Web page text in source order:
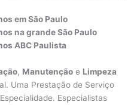
em São Paulo
na grande São Paulo
ABC Paulista
, Manutenção e Limpeza
Uma Prestação de Serviço
Especialistas